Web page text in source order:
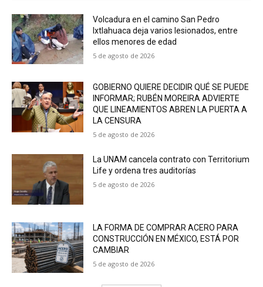
Volcadura en el camino San Pedro
Ixtlahuaca deja varios lesionados, entre
ellos menores de edad
5 de agosto de 2026
GOBIERNO QUIERE DECIDIR QUÉ SE PUEDE
INFORMAR; RUBÉN MOREIRA ADVIERTE
QUE LINEAMIENTOS ABREN LA PUERTA A
LA CENSURA
5 de agosto de 2026
La UNAM cancela contrato con Territorium
Life y ordena tres auditorías
5 de agosto de 2026
LA FORMA DE COMPRAR ACERO PARA
CONSTRUCCIÓN EN MÉXICO, ESTÁ POR
CAMBIAR
5 de agosto de 2026